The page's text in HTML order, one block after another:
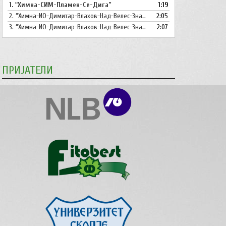
копшињата
Горна
стрела/
Долна
или
1.“Химна-СИМ-Пламен-Се-Дига”
1:19
2.“Химна-ИО-Димитар-Влахов-Над-Велес-Знаме-Се-Вее”
2:05
3.“Химна-ИО-Димитар-Влахов-Над-Велес-Знаме-Се-Вее-Инструментал” 2:07
ПРИЈАТЕЛИ